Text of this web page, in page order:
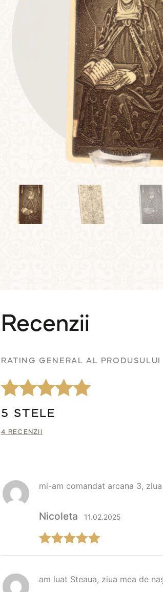
Recenzii
RATING GENERAL AL PRODUSULUI
Evaluat la
5.00din 5 pe
4
la clienți
5 STELE
4 RECENZII
Evaluat la5
Nicoleta 11.02.2025
mi-am comandat arcana 3,
am luat Steaua, ziua mea de